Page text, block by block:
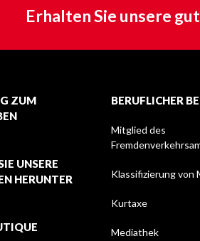
Erhalten Sie unsere
ZUM
UNSERE
HERUNTER
BERUFLICHER
Mitglied des
Klassifizierung von
Kurtaxe
Mediathek